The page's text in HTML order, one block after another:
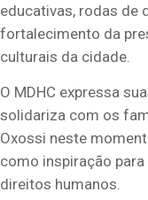
educativas, rodas de
fortalecimento da
culturais da cidade.
O MDHC expressa
solidariza com os
Oxossi neste
como inspiração
direitos humanos.